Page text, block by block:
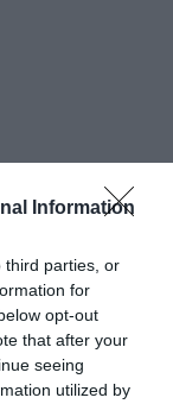
Information
third parties, or
for
opt-out
that after your
seeing
utilized by